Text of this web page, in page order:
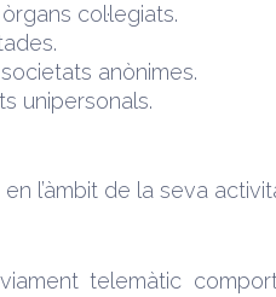
col·legiats.
anònimes.
unipersonals.
l’àmbit de la seva
telemàtic